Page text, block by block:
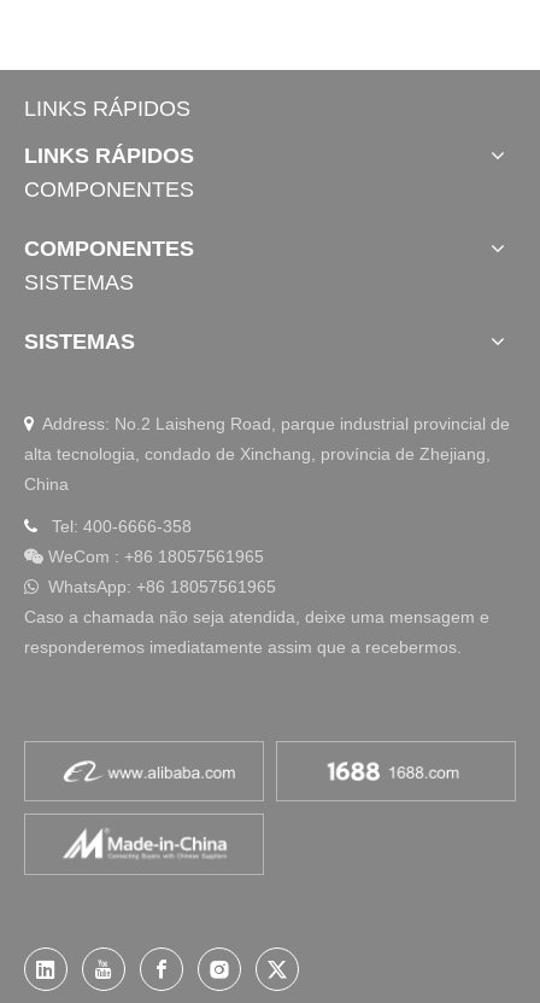
LINKS RÁPIDOS
LINKS RÁPIDOS
COMPONENTES
COMPONENTES
SISTEMAS
SISTEMAS
 Address: No.2 Laisheng Road, parque industrial provincial de
alta tecnologia, condado de Xinchang, província de Zhejiang,
China
 Tel: 400-6666-358
 WeCom : +86 18057561965
 WhatsApp: +86 18057561965
Caso a chamada não seja atendida, deixe uma mensagem e
responderemos imediatamente assim que a recebermos.